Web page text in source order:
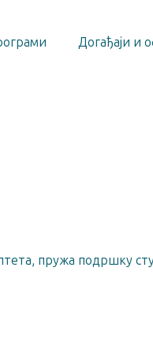
Догађаји и
пружа подршку